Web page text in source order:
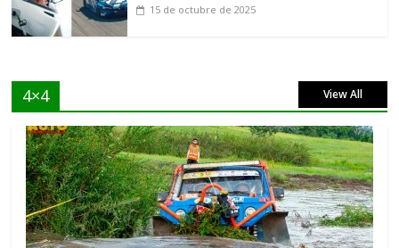
15 de octubre de 2025
4×4 View All